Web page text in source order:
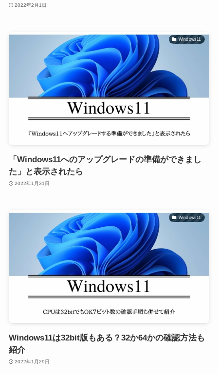
2022年2月1日
Windows11
「Windows11へのアップグレードの準備ができまし
た」と表示されたら
2022年1月31日
Windows11
Windows11は32bit版もある？32か64かの確認方法も
紹介
2022年1月29日